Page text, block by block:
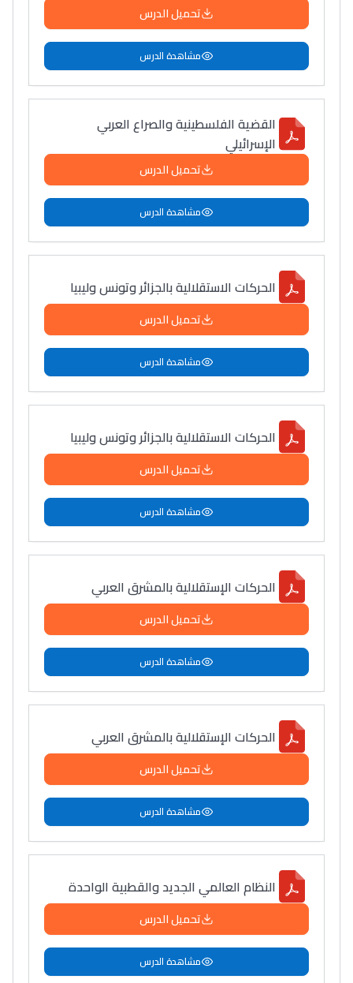
تحميل الدرس
مشاهدة الدرس
القضية الفلسطينية والصراع العربي
الإسرائيلي
تحميل الدرس
مشاهدة الدرس
الحركات الاستقلالية بالجزائر وتونس وليبيا
تحميل الدرس
مشاهدة الدرس
الحركات الاستقلالية بالجزائر وتونس وليبيا
تحميل الدرس
مشاهدة الدرس
الحركات الإستقلالية بالمشرق العربي
تحميل الدرس
مشاهدة الدرس
الحركات الإستقلالية بالمشرق العربي
تحميل الدرس
مشاهدة الدرس
النظام العالمي الجديد والقطبية الواحدة
تحميل الدرس
مشاهدة الدرس